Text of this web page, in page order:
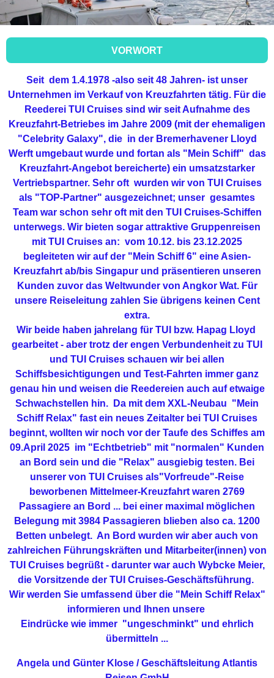
VORWORT
Seit dem 1.4.1978 -also seit 48 Jahren- ist unser
Unternehmen im Verkauf von Kreuzfahrten tätig. Für die
Reederei TUI Cruises sind wir seit Aufnahme des
Kreuzfahrt-Betriebes im Jahre 2009 (mit der ehemaligen
"Celebrity Galaxy", die in der Bremerhavener Lloyd
Werft umgebaut wurde und fortan als "Mein Schiff" das
Kreuzfahrt-Angebot bereicherte) ein umsatzstarker
Vertriebspartner. Sehr oft wurden wir von TUI Cruises
als "TOP-Partner" ausgezeichnet; unser gesamtes
Team war schon sehr oft mit den TUI Cruises-Schiffen
unterwegs. Wir bieten sogar attraktive Gruppenreisen
mit TUI Cruises an: vom 10.12. bis 23.12.2025
begleiteten wir auf der "Mein Schiff 6" eine Asien-
Kreuzfahrt ab/bis Singapur und präsentieren unseren
Kunden zuvor das Weltwunder von Angkor Wat. Für
unsere Reiseleitung zahlen Sie übrigens keinen Cent
extra.
Wir beide haben jahrelang für TUI bzw. Hapag Lloyd
gearbeitet - aber trotz der engen Verbundenheit zu TUI
und TUI Cruises schauen wir bei allen
Schiffsbesichtigungen und Test-Fahrten immer ganz
genau hin und weisen die Reedereien auch auf etwaige
Schwachstellen hin. Da mit dem XXL-Neubau "Mein
Schiff Relax" fast ein neues Zeitalter bei TUI Cruises
beginnt, wollten wir noch vor der Taufe des Schiffes am
09.April 2025 im "Echtbetrieb" mit "normalen" Kunden
an Bord sein und die "Relax" ausgiebig testen. Bei
unserer von TUI Cruises als"Vorfreude"-Reise
beworbenen Mittelmeer-Kreuzfahrt waren 2769
Passagiere an Bord ... bei einer maximal möglichen
Belegung mit 3984 Passagieren blieben also ca. 1200
Betten unbelegt. An Bord wurden wir aber auch von
zahlreichen Führungskräften und Mitarbeiter(innen) von
TUI Cruises begrüßt - darunter war auch Wybcke Meier,
die Vorsitzende der TUI Cruises-Geschäftsführung.
Wir werden Sie umfassend über die "Mein Schiff Relax"
informieren und Ihnen unsere
Eindrücke wie immer "ungeschminkt" und ehrlich
übermitteln ...
Angela und Günter Klose / Geschäftsleitung Atlantis